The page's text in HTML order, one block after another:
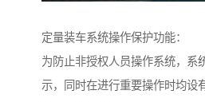
定量装车系统操作保护功能：
为防止非授权人员操作系统，系
示，同时在进行重要操作时均设